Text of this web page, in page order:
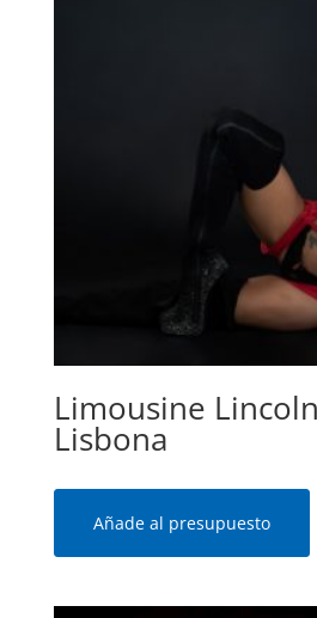
Limousine
Lisbona
Añade al presupuesto